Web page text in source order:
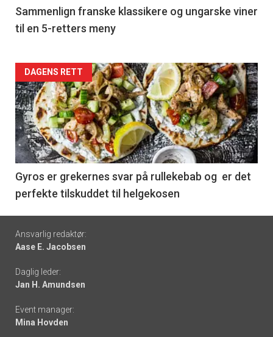
5
Sammenlign franske klassikere og ungarske viner
til en 5-retters meny
Forsiden
akkurat
nå
-
6
DAGENS RETT
Gyros er grekernes svar på rullekebab og er det
perfekte tilskuddet til helgekosen
Footer
-
links
Ansvarlig redaktør:
Aase E. Jacobsen
Daglig leder:
Jan H. Amundsen
Event manager:
Mina Hovden